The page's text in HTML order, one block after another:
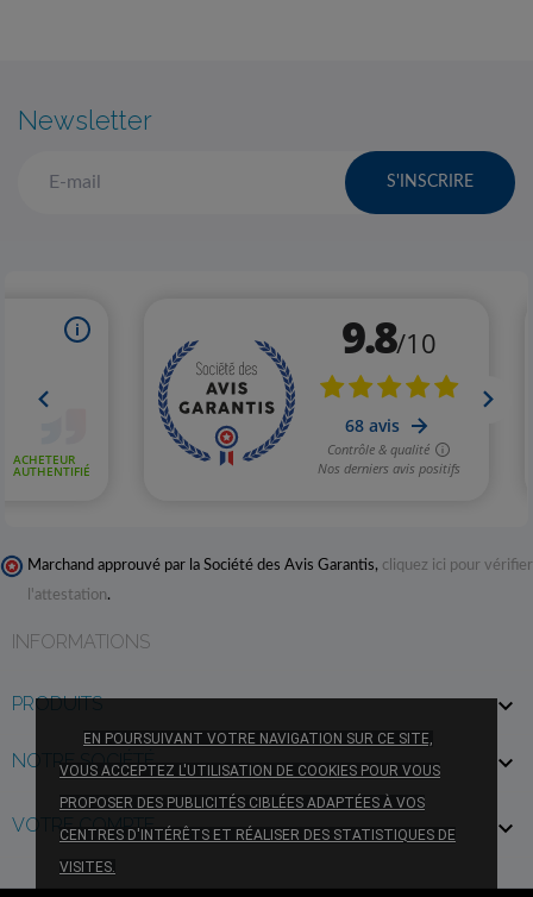
Newsletter
S'INSCRIRE
Marchand approuvé par la Société des Avis Garantis, cliquez ici pour vérifier
l'attestation.
INFORMATIONS
PRODUITS 
NOTRE SOCIÉTÉ 
VOTRE COMPTE 
EN POURSUIVANT VOTRE NAVIGATION SUR CE SITE,
VOUS ACCEPTEZ L'UTILISATION DE COOKIES POUR VOUS
PROPOSER DES PUBLICITÉS CIBLÉES ADAPTÉES À VOS
CENTRES D'INTÉRÊTS ET RÉALISER DES STATISTIQUES DE
VISITES.